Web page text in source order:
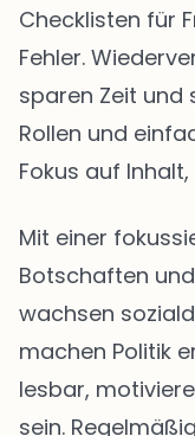
Checklisten für
Fehler.
sparen Zeit und
Rollen und
Fokus auf
Mit einer
Botschaften
wachsen
machen Politik
lesbar,
sein.